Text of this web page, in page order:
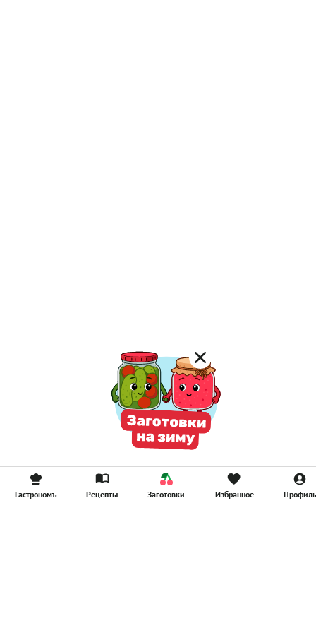
Гастрономъ Рецепты Заготовки Избранное Профиль